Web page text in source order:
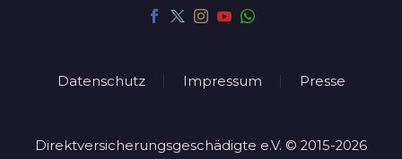
Datenschutz Impressum Presse
Direktversicherungsgeschädigte e.V. © 2015-2026